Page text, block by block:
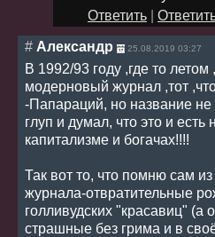
Ответить
# Александр 25.08.2019 03:27
В 1992/93 году ,где то
модерновый журнал ,тот
-Папараций, но название
глуп и думал, что это и
капитализме и богачах!!!!
Так вот то, что помню сам
журнала-отвратительные
голливудских "красавиц" (а
страшные без грима и в